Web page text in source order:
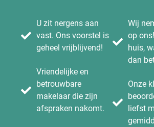
U zit nergens aan
vast. Ons voorstel is
geheel vrijblijvend!
Vriendelijke en
betrouwbare
makelaar die zijn
afspraken nakomt.
Wij
op
huis,
dan
Onze
liefst